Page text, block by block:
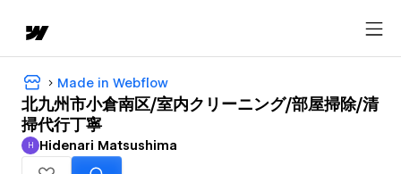
Made in Webflow
北九州市小倉南区/室内クリーニング/部屋掃除/清
掃代行丁寧
Hidenari Matsushima
H Hidenari Matsushima